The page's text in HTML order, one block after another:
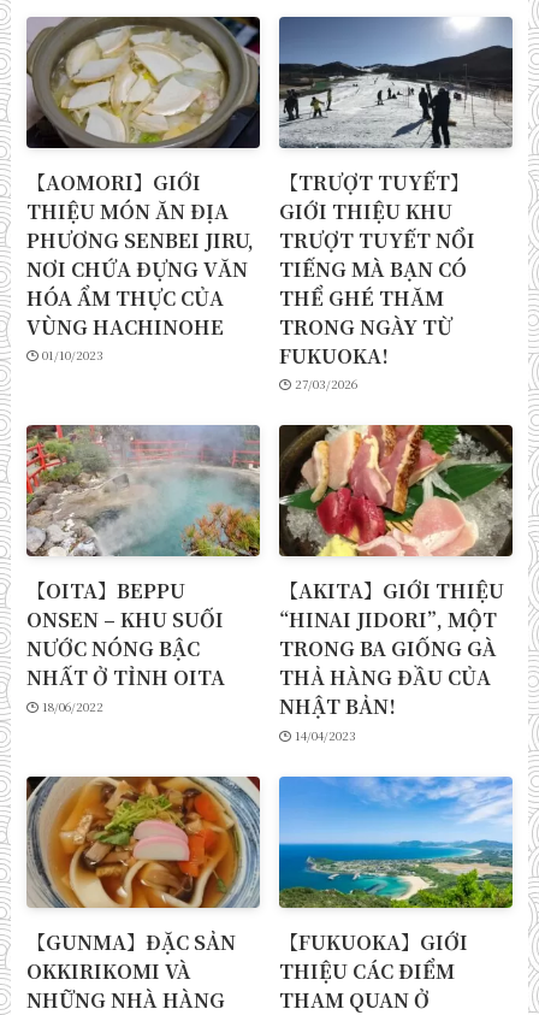
【AOMORI】GIỚI
THIỆU MÓN ĂN ĐỊA
PHƯƠNG SENBEI JIRU,
NƠI CHỨA ĐỰNG VĂN
HÓA ẨM THỰC CỦA
VÙNG HACHINOHE
01/10/2023
【TRƯỢT TUYẾT】
GIỚI THIỆU KHU
TRƯỢT TUYẾT NỔI
TIẾNG MÀ BẠN CÓ
THỂ GHÉ THĂM
TRONG NGÀY TỪ
FUKUOKA!
27/03/2026
【OITA】BEPPU
ONSEN – KHU SUỐI
NƯỚC NÓNG BẬC
NHẤT Ở TỈNH OITA
18/06/2022
【AKITA】GIỚI THIỆU
“HINAI JIDORI”, MỘT
TRONG BA GIỐNG GÀ
THẢ HÀNG ĐẦU CỦA
NHẬT BẢN!
14/04/2023
【GUNMA】ĐẶC SẢN
OKKIRIKOMI VÀ
NHỮNG NHÀ HÀNG
【FUKUOKA】GIỚI
THIỆU CÁC ĐIỂM
THAM QUAN Ở